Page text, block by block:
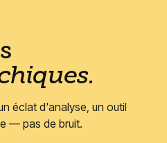
éclat d'analyse, un outil
— pas de bruit.